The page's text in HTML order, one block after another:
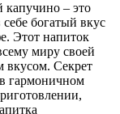
– это
богатый вкус
Этот напиток
миру своей
вкусом. Секрет
гармоничном